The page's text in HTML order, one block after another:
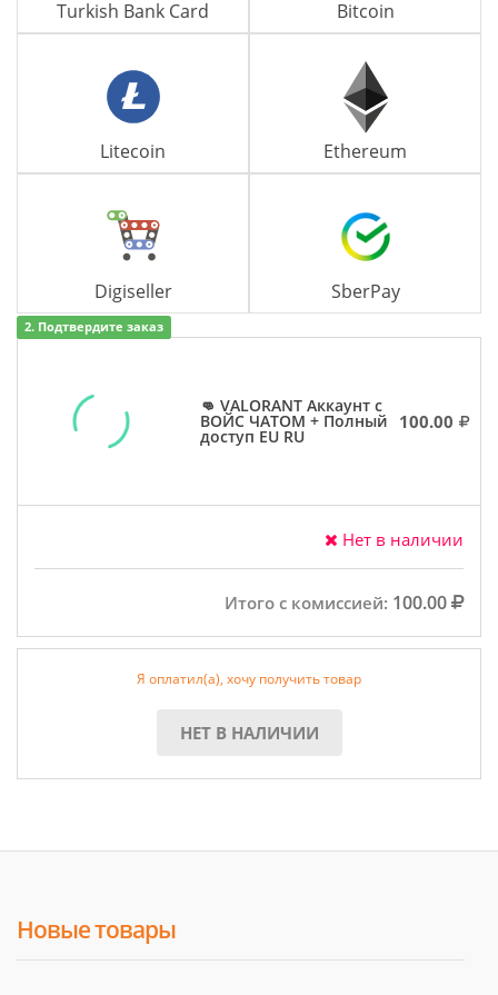
Turkish Bank Card Bitcoin
Litecoin Ethereum
Digiseller SberPay
2. Подтвердите заказ
👊 VALORANT Аккаунт с
ВОЙС ЧАТОМ + Полный
доступ EU RU
100.00
Нет в наличии
Итого с комиссией: 100.00
Я оплатил(а), хочу получить товар
НЕТ В НАЛИЧИИ
Новые товары